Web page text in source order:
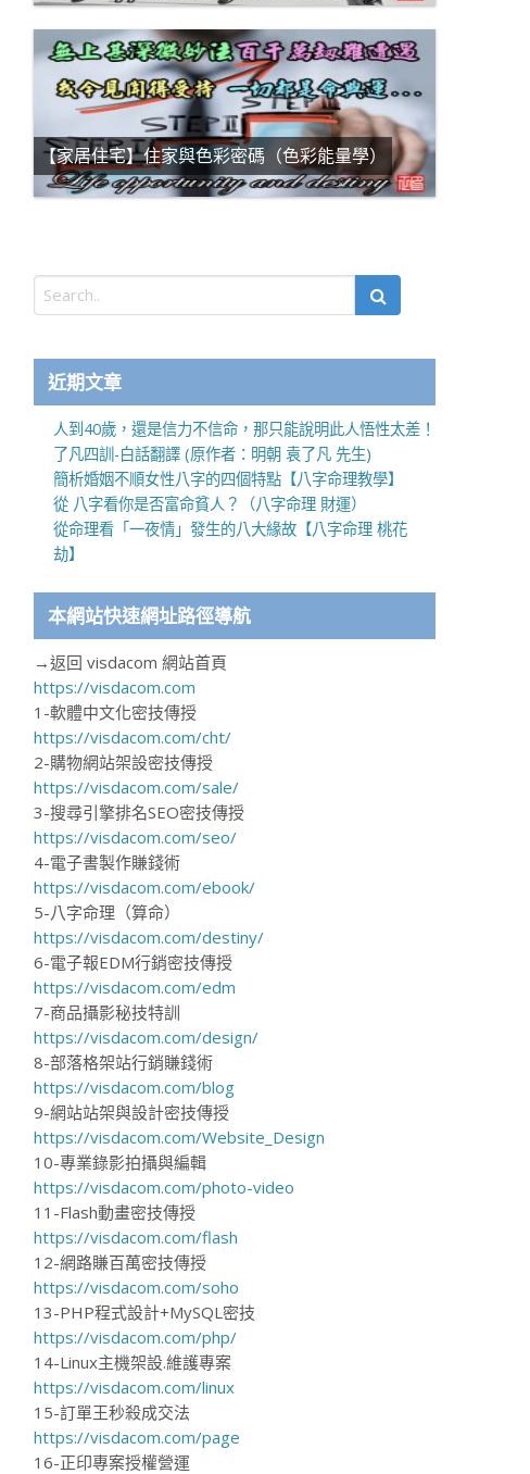
【家居住宅】住家與色彩密碼（色彩能量學）
近期文章
人到40歲，還是信力不信命，那只能說明此人悟性太差！
了凡四訓-白話翻譯 (原作者：明朝 袁了凡 先生)
簡析婚姻不順女性八字的四個特點【八字命理教學】
從 八字看你是否富命貧人？（八字命理 財運）
從命理看「一夜情」發生的八大緣故【八字命理 桃花
劫】
本網站快速網址路徑導航
→返回 visdacom 網站首頁
https://visdacom.com
1-軟體中文化密技傳授
https://visdacom.com/cht/
2-購物網站架設密技傳授
https://visdacom.com/sale/
3-搜尋引擎排名SEO密技傳授
https://visdacom.com/seo/
4-電子書製作賺錢術
https://visdacom.com/ebook/
5-八字命理（算命）
https://visdacom.com/destiny/
6-電子報EDM行銷密技傳授
https://visdacom.com/edm
7-商品攝影秘技特訓
https://visdacom.com/design/
8-部落格架站行銷賺錢術
https://visdacom.com/blog
9-網站站架與設計密技傳授
https://visdacom.com/Website_Design
10-專業錄影拍攝與編輯
https://visdacom.com/photo-video
11-Flash動畫密技傳授
https://visdacom.com/flash
12-網路賺百萬密技傳授
https://visdacom.com/soho
13-PHP程式設計+MySQL密技
https://visdacom.com/php/
14-Linux主機架設.維護專案
https://visdacom.com/linux
15-訂單王秒殺成交法
https://visdacom.com/page
16-正印專案授權營運